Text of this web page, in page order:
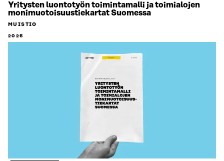
Yritysten luontotyön toimintamalli ja toimialojen
monimuotoisuustiekartat Suomessa
MUISTIO
2026